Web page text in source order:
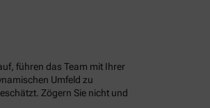
führen das Team mit Ihrer
Umfeld zu
Zögern Sie nicht und